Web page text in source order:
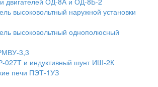
высоковольтный наружной установки
высоковольтный однополюсный
3,3
027Т и индуктивный шунт ИШ-2К
печи ПЭТ-1УЗ